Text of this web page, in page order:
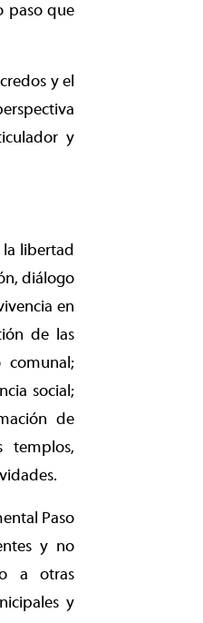
paso que
y el
y
libertad
diálogo
en
de las
comunal;
social;
de
templos,
Paso
y no
a otras
y